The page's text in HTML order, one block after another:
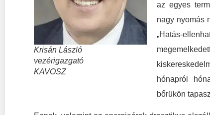
Krisán László
vezérigazgató
KAVOSZ
az egyes
nagy nyomás
„Hatás-
hónapról
bőrükön